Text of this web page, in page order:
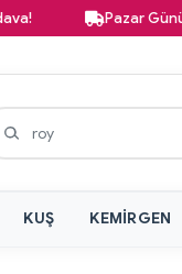
Pazar Günü
KUŞ KEMIRGEN